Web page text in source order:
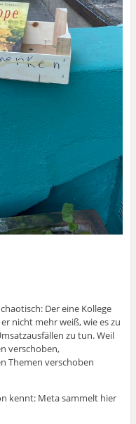
Der eine Kollege
nicht mehr weiß, wie es zu
zu tun. Weil
verschoben,
Themen verschoben
kennt: Meta sammelt hier